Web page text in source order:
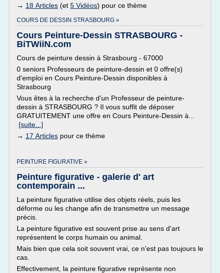
→ 18 Articles (et 5 Vidéos) pour ce thème
COURS DE DESSIN STRASBOURG »
Cours Peinture-Dessin STRASBOURG -
BiTWiiN.com
Cours de peinture dessin à Strasbourg - 67000
0 seniors Professeurs de peinture-dessin et 0 offre(s)
d'emploi en Cours Peinture-Dessin disponibles à
Strasbourg
Vous êtes à la recherche d'un Professeur de peinture-
dessin à STRASBOURG ? Il vous suffit de déposer
GRATUITEMENT une offre en Cours Peinture-Dessin à...
[suite...]
→ 17 Articles pour ce thème
PEINTURE FIGURATIVE »
Peinture figurative - galerie d' art
contemporain ...
La peinture figurative utilise des objets réels, puis les
déforme ou les change afin de transmettre un message
précis.
La peinture figurative est souvent prise au sens d'art
représentent le corps humain ou animal.
Mais bien que cela soit souvent vrai, ce n'est pas toujours le
cas.
Effectivement, la peinture figurative représente non